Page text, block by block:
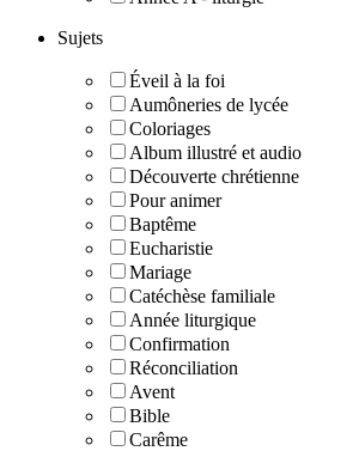
Sujets
Éveil à la foi
Aumôneries de lycée
Coloriages
Album illustré et audio
Découverte chrétienne
Pour animer
Baptême
Eucharistie
Mariage
Catéchèse familiale
Année liturgique
Confirmation
Réconciliation
Avent
Bible
Carême